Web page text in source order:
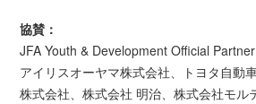
協賛：
JFA Youth & Development Official Partner
アイリスオーヤマ株式会社、トヨタ自動
株式会社、株式会社 明治、株式会社モル